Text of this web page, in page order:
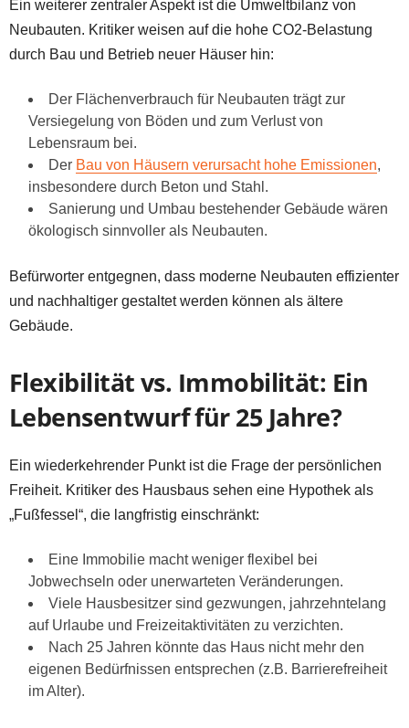
Ein weiterer zentraler Aspekt ist die Umweltbilanz von
Neubauten. Kritiker weisen auf die hohe CO2-Belastung
durch Bau und Betrieb neuer Häuser hin:
Der Flächenverbrauch für Neubauten trägt zur
Versiegelung von Böden und zum Verlust von
Lebensraum bei.
Der Bau von Häusern verursacht hohe Emissionen,
insbesondere durch Beton und Stahl.
Sanierung und Umbau bestehender Gebäude wären
ökologisch sinnvoller als Neubauten.
Befürworter entgegnen, dass moderne Neubauten effizienter
und nachhaltiger gestaltet werden können als ältere
Gebäude.
Flexibilität vs. Immobilität: Ein
Lebensentwurf für 25 Jahre?
Ein wiederkehrender Punkt ist die Frage der persönlichen
Freiheit. Kritiker des Hausbaus sehen eine Hypothek als
„Fußfessel“, die langfristig einschränkt:
Eine Immobilie macht weniger flexibel bei
Jobwechseln oder unerwarteten Veränderungen.
Viele Hausbesitzer sind gezwungen, jahrzehntelang
auf Urlaube und Freizeitaktivitäten zu verzichten.
Nach 25 Jahren könnte das Haus nicht mehr den
eigenen Bedürfnissen entsprechen (z.B. Barrierefreiheit
im Alter).